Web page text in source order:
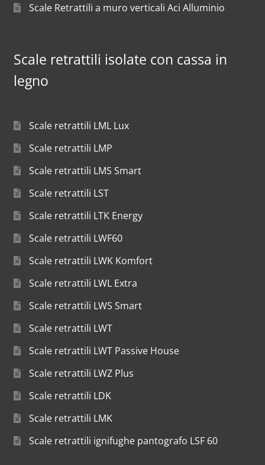
Scale Retrattili a muro verticali Aci Alluminio
Scale retrattili isolate con cassa in
legno
Scale retrattili LML Lux
Scale retrattili LMP
Scale retrattili LMS Smart
Scale retrattili LST
Scale retrattili LTK Energy
Scale retrattili LWF60
Scale retrattili LWK Komfort
Scale retrattili LWL Extra
Scale retrattili LWS Smart
Scale retrattili LWT
Scale retrattili LWT Passive House
Scale retrattili LWZ Plus
Scale retrattili LDK
Scale retrattili LMK
Scale retrattili ignifughe pantografo LSF 60